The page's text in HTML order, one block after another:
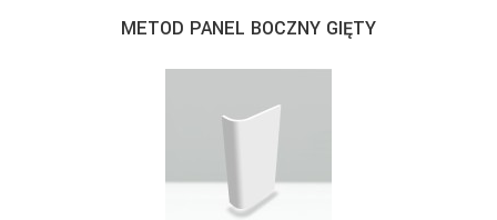
METOD PANEL BOCZNY GIĘTY